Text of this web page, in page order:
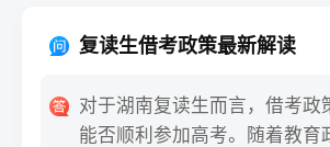
复读生借考政策最新解读
对于湖南复读生而言，借考政
能否顺利参加高考。随着教育